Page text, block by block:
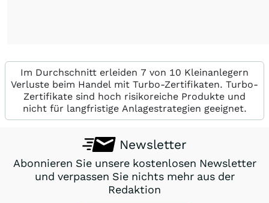
Im Durchschnitt erleiden 7 von 10 Kleinanlegern
Verluste beim Handel mit Turbo-Zertifikaten. Turbo-
Zertifikate sind hoch risikoreiche Produkte und
nicht für langfristige Anlagestrategien geeignet.
Newsletter
Abonnieren Sie unsere kostenlosen Newsletter
und verpassen Sie nichts mehr aus der
Redaktion